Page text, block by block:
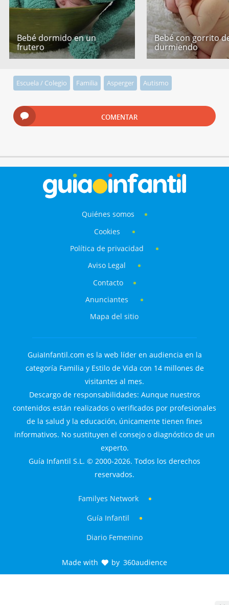
Bebé dormido en un
frutero
Bebé con gorrito
durmiendo
Escuela / Colegio Familia Asperger Autismo
COMENTAR
Quiénes somos
Cookies
Política de privacidad
Aviso Legal
Contacto
Anunciantes
Mapa del sitio
GuiaInfantil.com es la web líder en audiencia en la
categoría Familia y Estilo de Vida con 14 millones de
visitantes al mes.
Descargo de responsabilidades: Aunque nuestros
contenidos están realizados o verificados por profesionales
de la salud y la educación, únicamente tienen fines
informativos. No sustituyen el consejo o diagnóstico de un
experto.
Guía Infantil S.L. © 2000-2026. Todos los derechos
reservados.
Familyes Network
Guía Infantil
Diario Femenino
Made with by 360audience